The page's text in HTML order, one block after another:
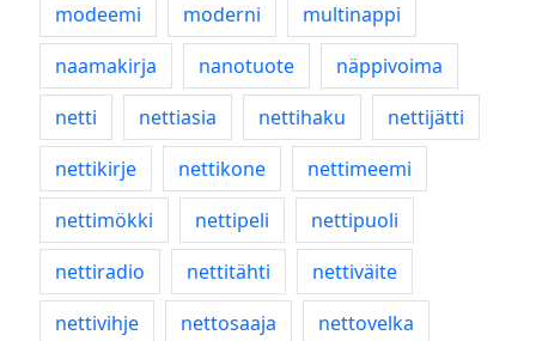
modeemi
moderni
multinappi
naamakirja
nanotuote
näppivoima
netti
nettiasia nettihaku
nettijätti
nettikirje
nettikone
nettimeemi
nettimökki
nettipeli
nettipuoli
nettiradio
nettitähti
nettiväite
nettivihje
nettosaaja
nettovelka